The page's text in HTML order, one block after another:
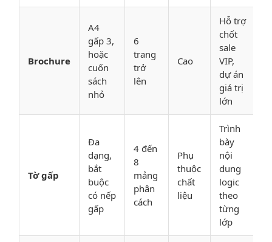
Brochure
A4
gấp 3,
hoặc
cuốn
sách
nhỏ
6
trang
trở
lên
Cao
Hỗ trợ
chốt
sale
VIP,
dự án
giá trị
lớn
Tờ gấp
Đa
dạng,
bắt
buộc
có nếp
gấp
4 đến
8
mảng
phân
cách
Phụ
thuộc
chất
liệu
Trình
bày
nội
dung
logic
theo
từng
lớp